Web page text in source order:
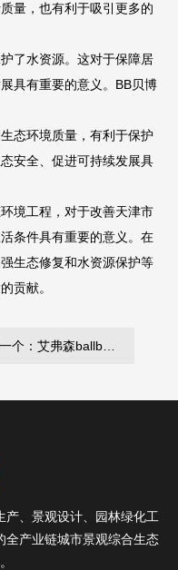
量，也有利于吸引更多的
了水资源。这对于保障居
具有重要的意义。 BB贝博
态环境质量，有利于保护
安全、促进可持续发展具
境工程，对于改善天津市
条件具有重要的意义。在
生态修复和水资源保护等
贡献。
、景观设计、园林绿化工
全产业链城市景观综合生态